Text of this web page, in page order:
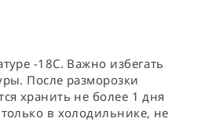
-18С. Важно избегать
После разморозки
хранить не более 1 дня
в холодильнике, не